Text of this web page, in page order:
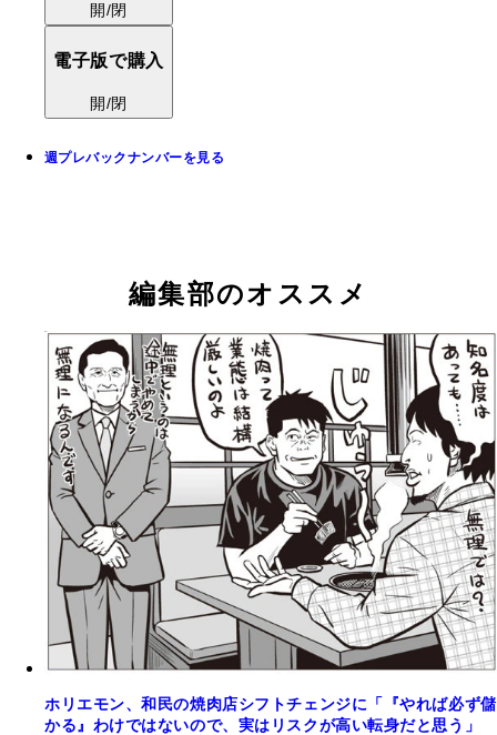
開/閉
電子版で購入
開/閉
週プレバックナンバーを見る
編集部のオススメ
ホリエモン、和民の焼肉店シフトチェンジに「『やれば必ず儲
かる』わけではないので、実はリスクが高い転身だと思う」